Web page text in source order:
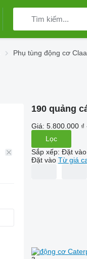
Phụ tùng động cơ
190 quảng
Giá: 5.800.000 ₫
Lọc
Sắp xếp: Đặt vào
Đặt vào Từ giá